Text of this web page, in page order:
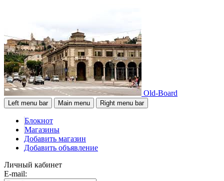
Old-Board
Left menu bar Main menu Right menu bar
Блокнот
Магазины
Добавить магазин
Добавить объявление
Личный кабинет
E-mail: